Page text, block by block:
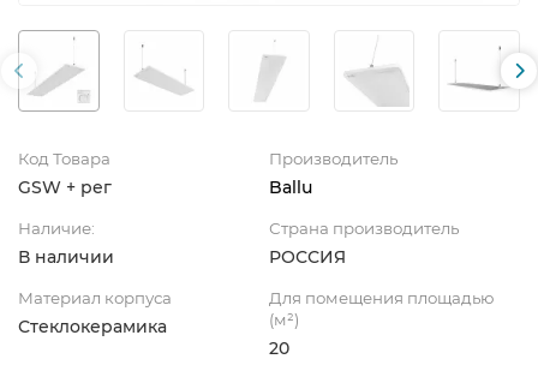
Код Товара
GSW + рег
Производитель
Ballu
Наличие:
В наличии
Страна производитель
РОССИЯ
Материал корпуса
Стеклокерамика
Для помещения площадью
(м²)
20